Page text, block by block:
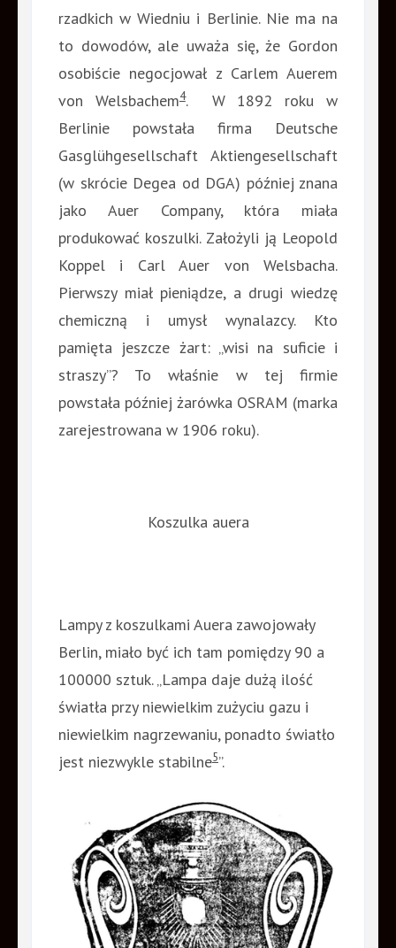
rzadkich w Wiedniu i Berlinie. Nie ma na
to dowodów, ale uważa się, że Gordon
osobiście negocjował z Carlem Auerem
von Welsbachem4. W 1892 roku w
Berlinie powstała firma Deutsche
Gasglühgesellschaft Aktiengesellschaft
(w skrócie Degea od DGA) później znana
jako Auer Company, która miała
produkować koszulki. Założyli ją Leopold
Koppel i Carl Auer von Welsbacha.
Pierwszy miał pieniądze, a drugi wiedzę
chemiczną i umysł wynalazcy. Kto
pamięta jeszcze żart: „wisi na suficie i
straszy”? To właśnie w tej firmie
powstała później żarówka OSRAM (marka
zarejestrowana w 1906 roku).
Koszulka auera
Lampy z koszulkami Auera zawojowały
Berlin, miało być ich tam pomiędzy 90 a
100000 sztuk. „Lampa daje dużą ilość
światła przy niewielkim zużyciu gazu i
niewielkim nagrzewaniu, ponadto światło
jest niezwykle stabilne5”.